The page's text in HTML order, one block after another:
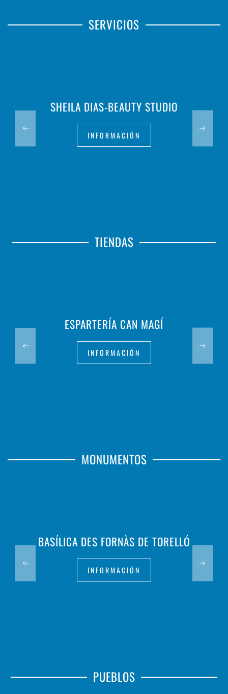
SERVICIOS
SHEILA DIAS-BEAUTY STUDIO
INFORMACIÓN
TIENDAS
ESPARTERÍA CAN MAGÍ
INFORMACIÓN
MONUMENTOS
BASÍLICA DES FORNÀS DE TORELLÓ
INFORMACIÓN
PUEBLOS